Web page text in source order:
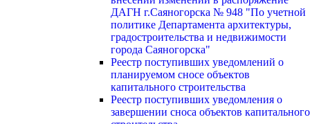
ДАГН г.Саяногорска № 948 "По учетной
политике Департамента архитектуры,
градостроительства и недвижимости
города Саяногорска"
Реестр поступивших уведомлений о
планируемом сносе объектов
капитального строительства
Реестр поступивших уведомления о
завершении сноса объектов капитального